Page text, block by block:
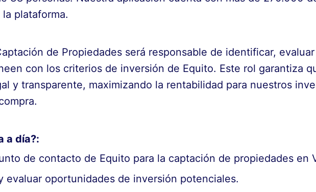
plataforma.
de Propiedades será responsable de identificar,
con los criterios de inversión de Equito. Este rol garantiza
y transparente, maximizando la rentabilidad para nuestros
a día?:
de contacto de Equito para la captación de propiedades en
evaluar oportunidades de inversión potenciales.